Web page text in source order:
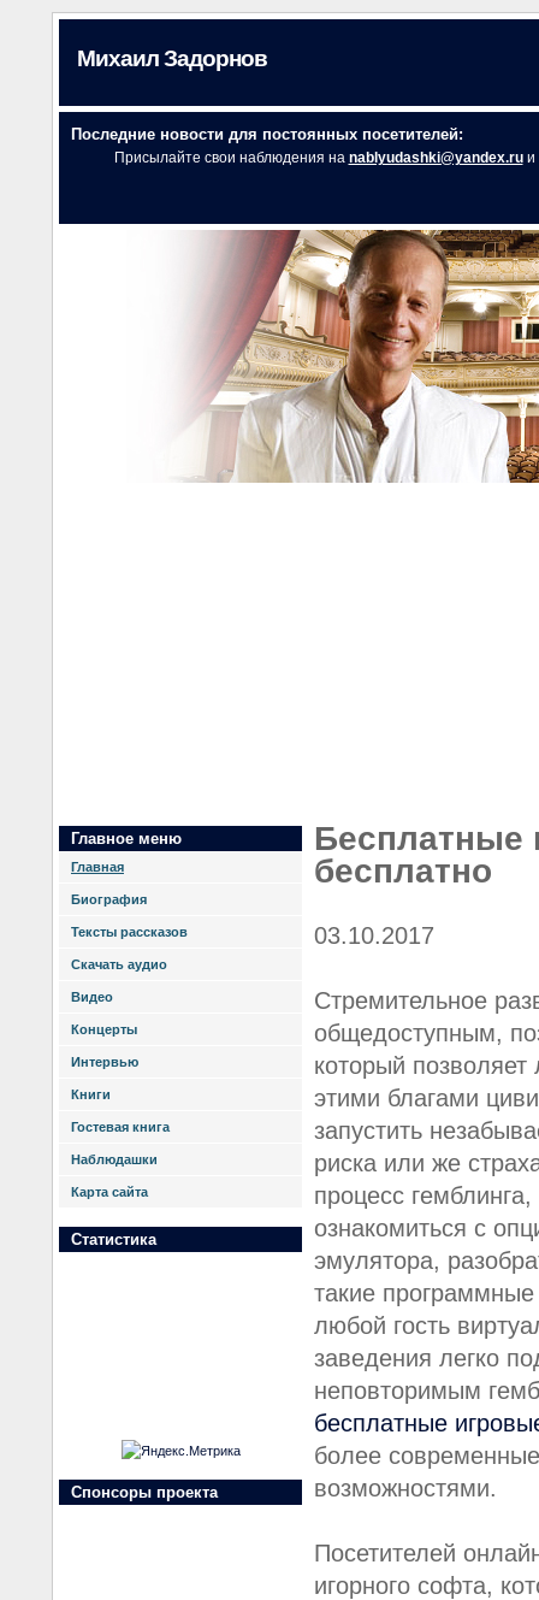
Михаил Задорнов
Последние новости для постоянных посетителей:
Присылайте свои наблюдения на nablyudashki@yandex.ruи
Главное меню
Главная
Биография
Тексты рассказов
Скачать аудио
Видео
Концерты
Интервью
Книги
Гостевая книга
Наблюдашки
Карта сайта
Статистика
Спонсоры проекта
Бесплатные
бесплатно
03.10.2017
Стремительное
общедоступным,
который
этими благами
запустить
риска или же
процесс
ознакомиться с
эмулятора,
такие
любой гость
заведения легко
неповторимым
бесплатные
более
возможностями.
Посетителей
игорного софта,